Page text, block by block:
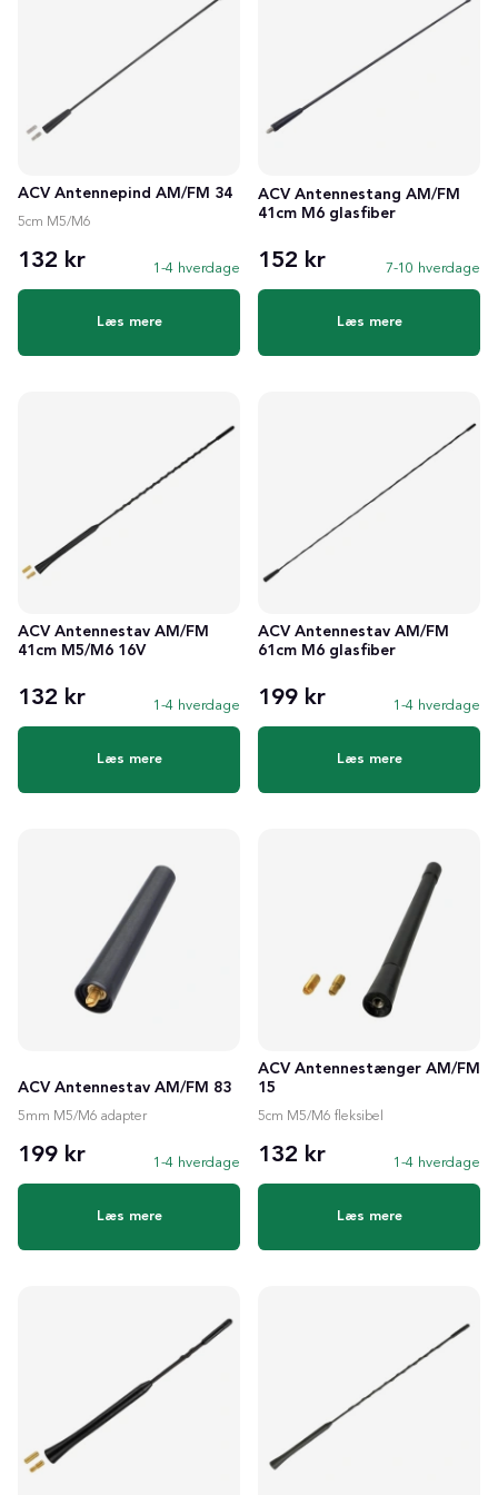
ACV Antennepind AM/FM 34
5cm M5/M6
132 kr 1-4 hverdage
Læs mere
ACV Antennestang AM/FM
41cm M6 glasfiber
152 kr 7-10 hverdage
Læs mere
ACV Antennestav AM/FM
41cm M5/M6 16V
132 kr 1-4 hverdage
Læs mere
ACV Antennestav AM/FM
61cm M6 glasfiber
199 kr 1-4 hverdage
Læs mere
ACV Antennestav AM/FM 83
5mm M5/M6 adapter
199 kr 1-4 hverdage
Læs mere
ACV Antennestænger AM/FM
15
5cm M5/M6 fleksibel
132 kr 1-4 hverdage
Læs mere